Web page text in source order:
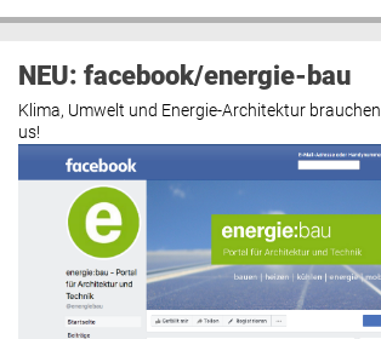
NEU: facebook/energie-bau
Klima, Umwelt und Energie-Architektur
us!